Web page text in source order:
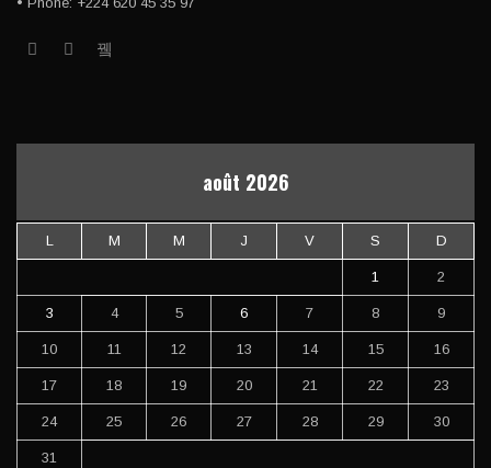
août 2026
L M M J V S D
1 2
3 4 5 6 7 8 9
10 11 12 13 14 15 16
17 18 19 20 21 22 23
24 25 26 27 28 29 30
31